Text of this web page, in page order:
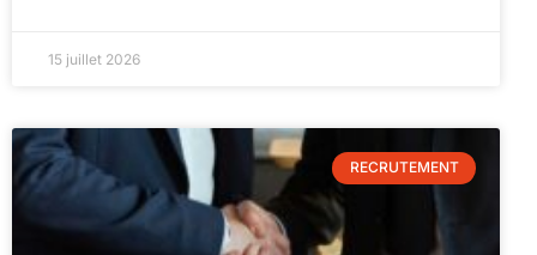
15 juillet 2026
RECRUTEMENT